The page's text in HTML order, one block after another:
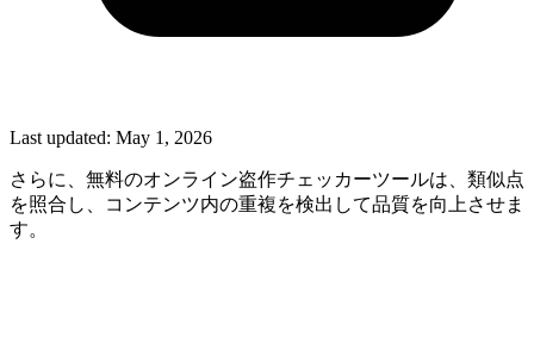
Last updated: May 1, 2026
さらに、無料のオンライン盗作チェッカーツールは、類似点
を照合し、コンテンツ内の重複を検出して品質を向上させま
す。